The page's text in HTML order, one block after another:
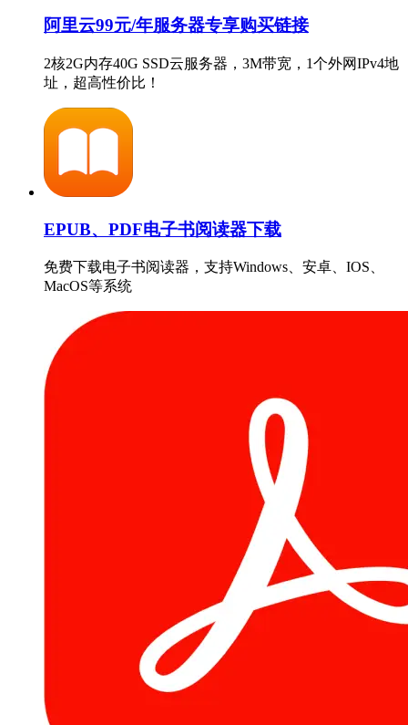
阿里云99元/年服务器专享购买链接
2核2G内存40G SSD云服务器，3M带宽，1个外网IPv4地
址，超高性价比！
EPUB、PDF电子书阅读器下载
免费下载电子书阅读器，支持Windows、安卓、IOS、
MacOS等系统